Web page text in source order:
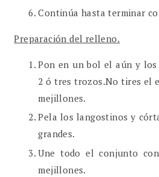
Continúa hasta terminar
Preparación del relleno.
Pon en un bol el aún y
2 ó tres trozos.No tires el
mejillones.
Pela los langostinos y
grandes.
Une todo el conjunto
mejillones.